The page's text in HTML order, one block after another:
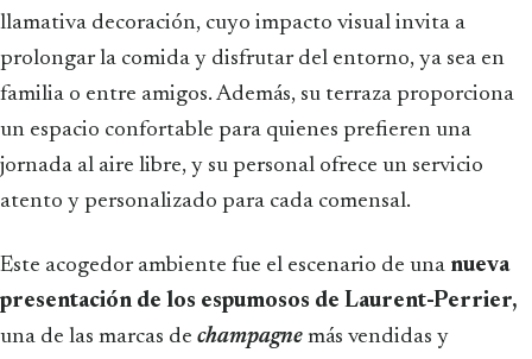
llamativa decoración, cuyo impacto visual invita a
prolongar la comida y disfrutar del entorno, ya sea en
familia o entre amigos. Además, su terraza proporciona
un espacio confortable para quienes prefieren una
jornada al aire libre, y su personal ofrece un servicio
atento y personalizado para cada comensal.
Este acogedor ambiente fue el escenario de una nueva
presentación de los espumosos de Laurent-Perrier,
una de las marcas de champagne más vendidas y